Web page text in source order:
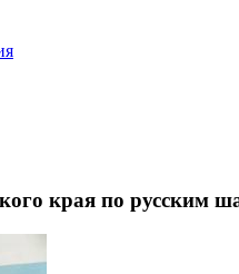
края по русским